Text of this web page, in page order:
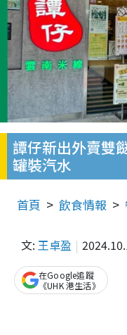
譚仔新出外賣雙
罐裝汽水
首頁 飲食情報
文: 王卓盈
在Google追蹤
《UHK 港生活》